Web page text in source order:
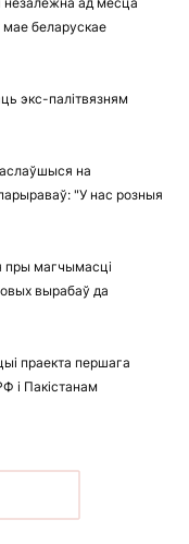
мае беларускае
экс-палітвязням
на
"У нас розныя
пры магчымасці
вырабаў да
праекта першага
і Пакістанам